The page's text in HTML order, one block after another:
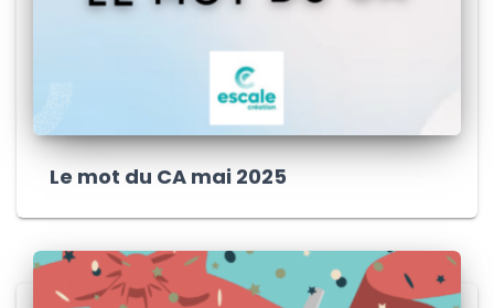
Le mot du CA mai 2025